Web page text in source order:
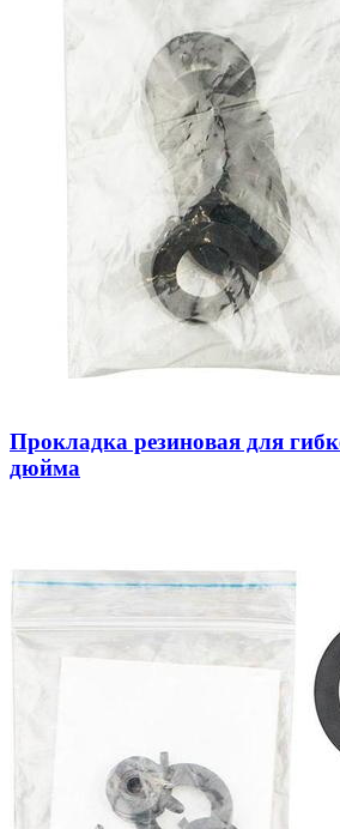
Прокладка резиновая для
дюйма